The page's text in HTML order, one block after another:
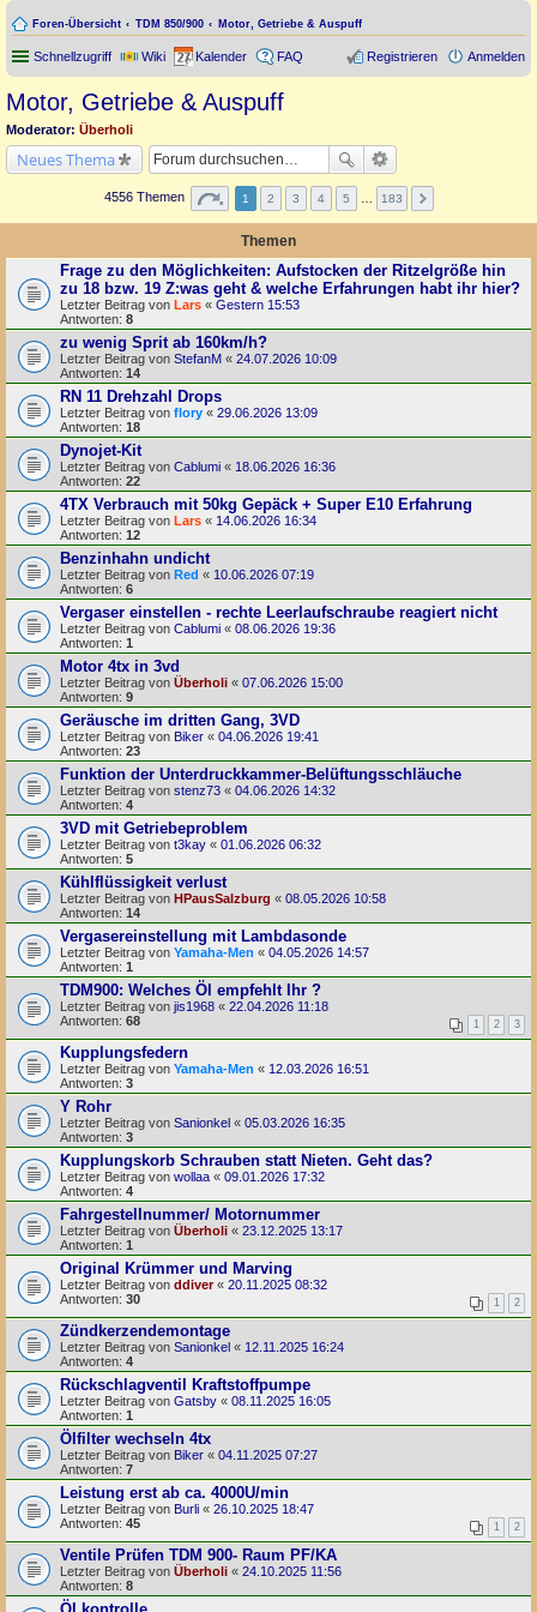
Foren-Übersicht TDM 850/900 Motor, Getriebe & Auspuff
Schnellzugriff Wiki Kalender FAQ Anmelden
Registrieren
Motor, Getriebe & Auspuff
Moderator: Überholi
Neues Thema
4556 Themen 1 2 3 4 5 183
Themen
Frage zu den Möglichkeiten: Aufstocken der Ritzelgröße hin
zu 18 bzw. 19 Z:was geht & welche Erfahrungen habt ihr hier?
Letzter Beitrag von Lars « Gestern 15:53
Antworten: 8
zu wenig Sprit ab 160km/h?
Letzter Beitrag von StefanM « 24.07.2026 10:09
Antworten: 14
RN 11 Drehzahl Drops
Letzter Beitrag von flory « 29.06.2026 13:09
Antworten: 18
Dynojet-Kit
Letzter Beitrag von Cablumi « 18.06.2026 16:36
Antworten: 22
4TX Verbrauch mit 50kg Gepäck + Super E10 Erfahrung
Letzter Beitrag von Lars « 14.06.2026 16:34
Antworten: 12
Benzinhahn undicht
Letzter Beitrag von Red « 10.06.2026 07:19
Antworten: 6
Vergaser einstellen - rechte Leerlaufschraube reagiert nicht
Letzter Beitrag von Cablumi « 08.06.2026 19:36
Antworten: 1
Motor 4tx in 3vd
Letzter Beitrag von Überholi « 07.06.2026 15:00
Antworten: 9
Geräusche im dritten Gang, 3VD
Letzter Beitrag von Biker « 04.06.2026 19:41
Antworten: 23
Funktion der Unterdruckkammer-Belüftungsschläuche
Letzter Beitrag von stenz73 « 04.06.2026 14:32
Antworten: 4
3VD mit Getriebeproblem
Letzter Beitrag von t3kay « 01.06.2026 06:32
Antworten: 5
Kühlflüssigkeit verlust
Letzter Beitrag von HPausSalzburg « 08.05.2026 10:58
Antworten: 14
Vergasereinstellung mit Lambdasonde
Letzter Beitrag von Yamaha-Men « 04.05.2026 14:57
Antworten: 1
TDM900: Welches Öl empfehlt Ihr ?
Letzter Beitrag von jis1968 « 22.04.2026 11:18
Antworten: 68 1 2 3
Kupplungsfedern
Letzter Beitrag von Yamaha-Men « 12.03.2026 16:51
Antworten: 3
Y Rohr
Letzter Beitrag von Sanionkel « 05.03.2026 16:35
Antworten: 3
Kupplungskorb Schrauben statt Nieten. Geht das?
Letzter Beitrag von wollaa « 09.01.2026 17:32
Antworten: 4
Fahrgestellnummer/ Motornummer
Letzter Beitrag von Überholi « 23.12.2025 13:17
Antworten: 1
Original Krümmer und Marving
Letzter Beitrag von ddiver« 20.11.2025 08:32
Antworten: 30 1 2
Zündkerzendemontage
Letzter Beitrag von Sanionkel « 12.11.2025 16:24
Antworten: 4
Rückschlagventil Kraftstoffpumpe
Letzter Beitrag von Gatsby « 08.11.2025 16:05
Antworten: 1
Ölfilter wechseln 4tx
Letzter Beitrag von Biker « 04.11.2025 07:27
Antworten: 7
Leistung erst ab ca. 4000U/min
Letzter Beitrag von Burli « 26.10.2025 18:47
Antworten: 45 1 2
Ventile Prüfen TDM 900- Raum PF/KA
Letzter Beitrag von Überholi « 24.10.2025 11:56
Antworten: 8
Öl kontrolle